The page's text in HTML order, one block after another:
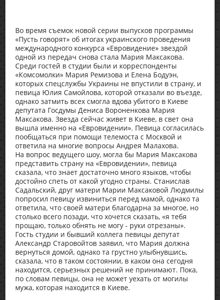
Во время съемок новой серии выпусков программы
«Пусть говорят» об итогах украинского проведения
международного конкурса «Евровидение» звездой
одной из передач снова стала Мария Максакова.
Среди гостей в студии были и корреспонденты
«Комсомолки» Мария Ремизова и Елена Бодуэн,
которых спецслужбы Украины не впустили в страну, и
певица Юлия Самойлова, которой отказали во въезде,
однако затмить всех смогла вдова убитого в Киеве
депутата Госдумы Дениса Вороненкова Мария
Максакова. Звезда сейчас живет в Киеве, в свет она
вышла именно на «Евровидении». Певица согласилась
пообщаться при помощи телемоста с Москвой и
ответила на многие вопросы Андрея Малахова.
На вопрос ведущего шоу, могла бы Мария Максакова
представить страну на «Евровидении», певица
сказала, что знает достаточно много языков, чтобы
достойно спеть от какой угодно страны. Станислав
Садальский, друг матери Марии Максаковой Людмилы
попросил певицу извиниться перед мамой, однако та
ответила, что своей матери благодарна за многое, но
столько всего позади, что хочется сказать, «я тебя
прощаю, только обнять не могу - руки отрезаны».
Гость студии и бывший коллега певицы депутат
Александр Старовойтов заявил, что Мария должна
вернуться домой, однако та грустно улыбнувшись,
сказала, что в таком состоянии, в каком она сегодня
находится, серьезных решений не принимают. Пока,
по словам певицы, она не может уехать от могилы
мужа, которая находится в Киеве.